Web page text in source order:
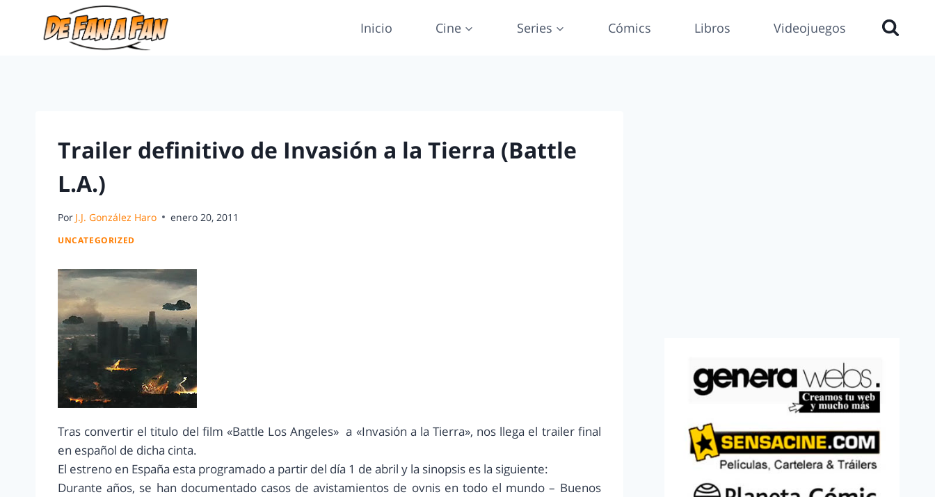
Inicio Cine Series Cómics Libros Videojuegos
Trailer definitivo de Invasión a la Tierra (Battle
L.A.)
Por J.J. González Haro enero 20, 2011
UNCATEGORIZED
Tras convertir el titulo del film «Battle Los Angeles» a «Invasión a la Tierra», nos llega el trailer final
en español de dicha cinta.
El estreno en España esta programado a partir del día 1 de abril y la sinopsis es la siguiente:
Durante años, se han documentado casos de avistamientos de ovnis en todo el mundo – Buenos